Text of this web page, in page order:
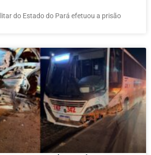
do Estado do Pará efetuou a prisão